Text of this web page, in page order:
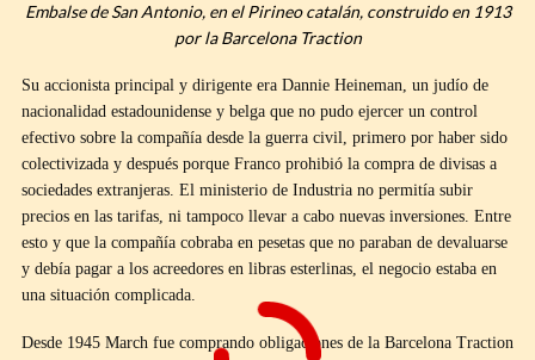
Embalse de San Antonio, en el Pirineo catalán, construido en 1913
por la Barcelona Traction
Su accionista principal y dirigente era Dannie Heineman, un judío de
nacionalidad estadounidense y belga que no pudo ejercer un control
efectivo sobre la compañía desde la guerra civil, primero por haber sido
colectivizada y después porque Franco prohibió la compra de divisas a
sociedades extranjeras. El ministerio de Industria no permitía subir
precios en las tarifas, ni tampoco llevar a cabo nuevas inversiones. Entre
esto y que la compañía cobraba en pesetas que no paraban de devaluarse
y debía pagar a los acreedores en libras esterlinas, el negocio estaba en
una situación complicada.
Desde 1945 March fue comprando obligaciones de la Barcelona Traction